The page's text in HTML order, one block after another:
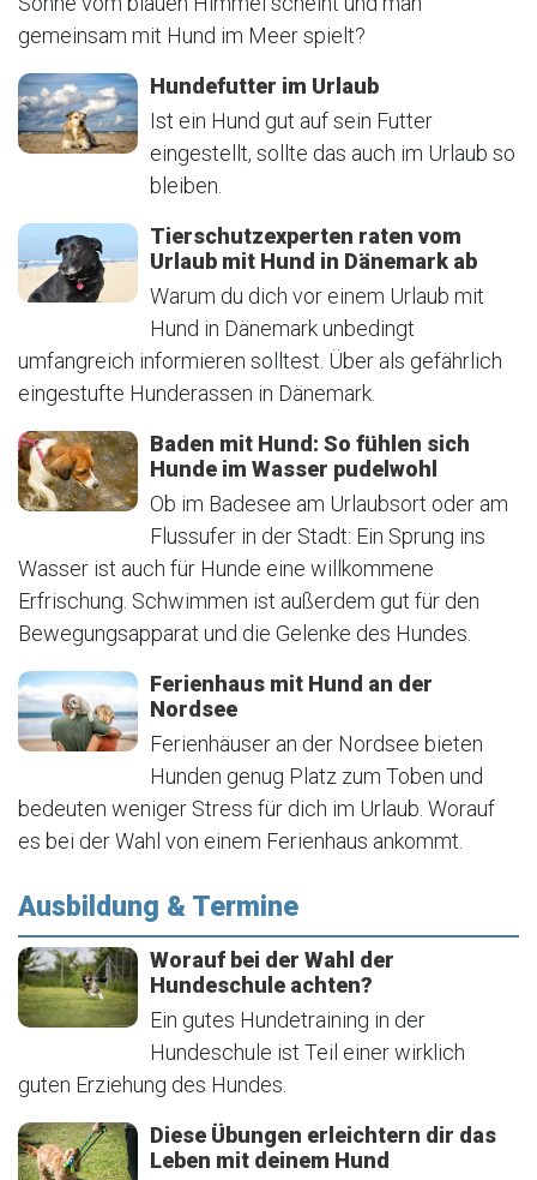
gemeinsam mit Hund im Meer spielt?
Hundefutter im Urlaub
Ist ein Hund gut auf sein Futter
eingestellt, sollte das auch im Urlaub so
bleiben.
Tierschutzexperten raten vom
Urlaub mit Hund in Dänemark ab
Warum du dich vor einem Urlaub mit
Hund in Dänemark unbedingt
umfangreich informieren solltest. Über als gefährlich
eingestufte Hunderassen in Dänemark.
Baden mit Hund: So fühlen sich
Hunde im Wasser pudelwohl
Ob im Badesee am Urlaubsort oder am
Flussufer in der Stadt: Ein Sprung ins
Wasser ist auch für Hunde eine willkommene
Erfrischung. Schwimmen ist außerdem gut für den
Bewegungsapparat und die Gelenke des Hundes.
Ferienhaus mit Hund an der
Nordsee
Ferienhäuser an der Nordsee bieten
Hunden genug Platz zum Toben und
bedeuten weniger Stress für dich im Urlaub. Worauf
es bei der Wahl von einem Ferienhaus ankommt.
Ausbildung & Termine
Worauf bei der Wahl der
Hundeschule achten?
Ein gutes Hundetraining in der
Hundeschule ist Teil einer wirklich
guten Erziehung des Hundes.
Diese Übungen erleichtern dir das
Leben mit deinem Hund